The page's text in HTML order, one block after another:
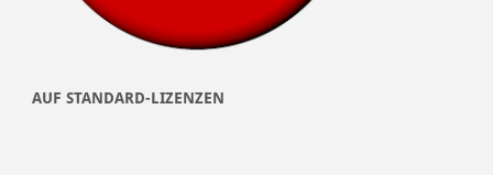
AUF STANDARD-LIZENZEN